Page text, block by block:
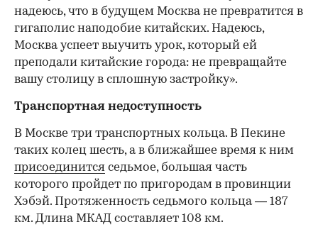
надеюсь, что в будущем Москва не превратится в
гигаполис наподобие китайских. Надеюсь,
Москва успеет выучить урок, который ей
преподали китайские города: не превращайте
вашу столицу в сплошную застройку».
Транспортная недоступность
В Москве три транспортных кольца. В Пекине
таких колец шесть, а в ближайшее время к ним
присоединится седьмое, большая часть
которого пройдет по пригородам в провинции
Хэбэй. Протяженность седьмого кольца — 187
км. Длина МКАД составляет 108 км.